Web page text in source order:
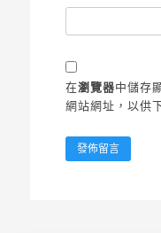
在瀏覽器中儲存
網站網址，以供